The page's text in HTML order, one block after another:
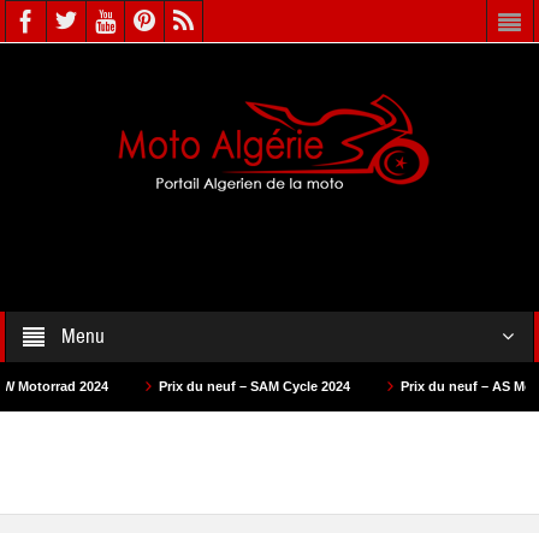
Menu
Prix du neuf – SAM Cycle 2024 Prix du neuf – AS Motors 2024